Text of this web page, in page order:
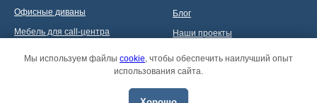
Мы используем файлы cookie, чтобы обеспечить наилучший опыт
использования сайта.
Офисные диваны
Мебель для call-центра
Блог
Наши проекты
Политика обработки
персональных данных